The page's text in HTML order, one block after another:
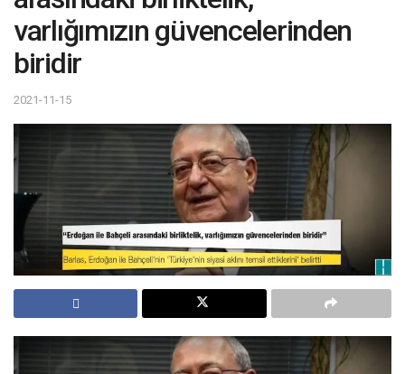
varlığımızın güvencelerinden
biridir
2021-11-15